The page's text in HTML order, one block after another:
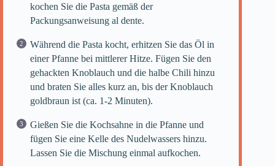
kochen Sie die Pasta gemäß der
Packungsanweisung al dente.
Während die Pasta kocht, erhitzen Sie das Öl in
einer Pfanne bei mittlerer Hitze. Fügen Sie den
gehackten Knoblauch und die halbe Chili hinzu
und braten Sie alles kurz an, bis der Knoblauch
goldbraun ist (ca. 1-2 Minuten).
Gießen Sie die Kochsahne in die Pfanne und
fügen Sie eine Kelle des Nudelwassers hinzu.
Lassen Sie die Mischung einmal aufkochen.